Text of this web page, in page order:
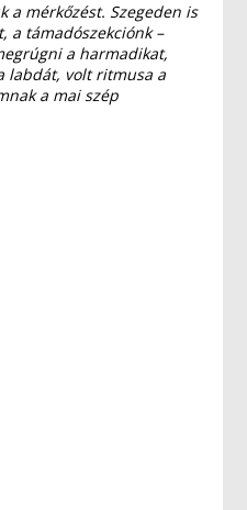
mérkőzést. Szegeden is
a támadószekciónk –
a harmadikat,
labdát, volt ritmusa a
a mai szép